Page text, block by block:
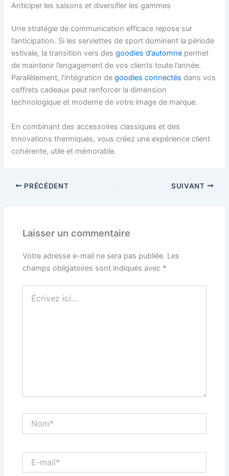
Anticiper les saisons et diversifier les gammes
Une stratégie de communication efficace repose sur
l’anticipation. Si les serviettes de sport dominent la période
estivale, la transition vers desgoodies d’automne permet
de maintenir l’engagement de vos clients toute l’année.
Parallèlement, l’intégration degoodies connectés dans vos
coffrets cadeaux peut renforcer la dimension
technologique et moderne de votre image de marque.
En combinant des accessoires classiques et des
innovations thermiques, vous créez une expérience client
cohérente, utile et mémorable.
PRÉCÉDENT SUIVANT
Laisser un commentaire
Votre adresse e-mail ne sera pas publiée. Les
champs obligatoires sont indiqués avec *
ici…
mail*